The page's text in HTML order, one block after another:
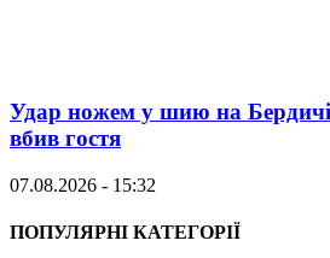
Удар ножем у шию на
вбив гостя
07.08.2026 - 15:32
ПОПУЛЯРНІ КАТЕГОРІЇ